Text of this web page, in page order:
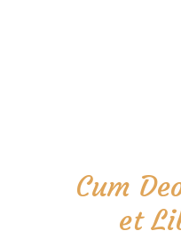
Cum
et